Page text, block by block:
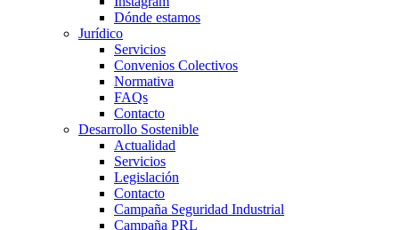
Dónde estamos
Jurídico
Servicios
Convenios Colectivos
Normativa
FAQs
Contacto
Desarrollo Sostenible
Actualidad
Servicios
Legislación
Contacto
Campaña Seguridad Industrial
Campaña PRL